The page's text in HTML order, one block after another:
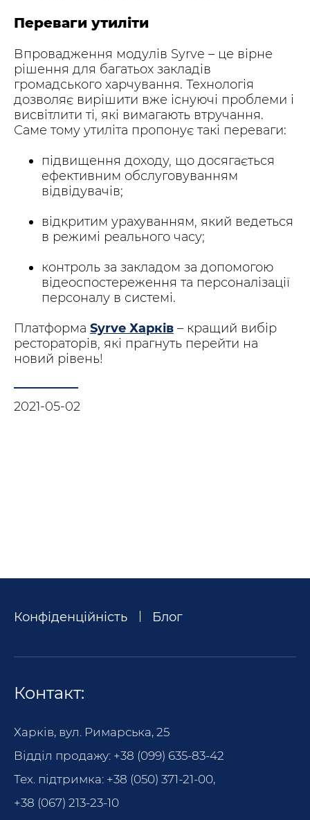
Переваги утиліти
Впровадження модулів Syrve – це вірне
рішення для багатьох закладів
громадського харчування. Технологія
дозволяє вирішити вже існуючі проблеми і
висвітлити ті, які вимагають втручання.
Саме тому утиліта пропонує такі переваги:
підвищення доходу, що досягається
ефективним обслуговуванням
відвідувачів;
відкритим урахуванням, який ведеться
в режимі реального часу;
контроль за закладом за допомогою
відеоспостереження та персоналізації
персоналу в системі.
Платформа Syrve Харків – кращий вибір
рестораторів, які прагнуть перейти на
новий рівень!
2021-05-02
Контакт:
Харків, вул. Римарська, 25
Відділ продажу: +38 (099) 635-83-42
Тех. підтримка: +38 (050) 371-21-00,
+38 (067) 213-23-10
Конфіденційність Блог